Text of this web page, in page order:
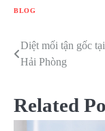
BLOG
Điều
bài
viết
Diệt mối tận gốc tại
Hải Phòng
Related